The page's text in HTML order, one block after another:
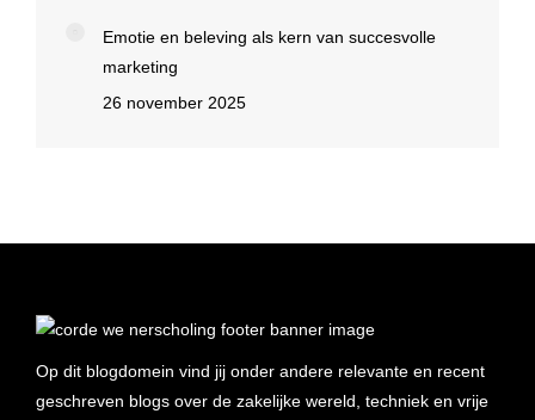
Emotie en beleving als kern van succesvolle
marketing
26 november 2025
Op dit blogdomein vind jij onder andere relevante en recent
geschreven blogs over de zakelijke wereld, techniek en vrije